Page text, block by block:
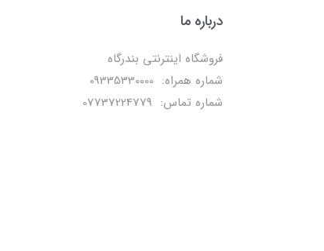
درباره ما
فروشگاه اینترنتی بندرگاه
شماره همراه: 09335330000
شماره تماس: 07737224779